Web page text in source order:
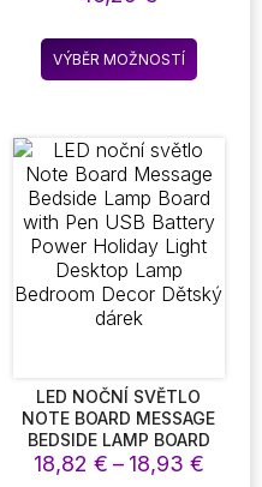
PORCELÁNOVÉ
ŘEMESLNÉ DOPLŇKY
PRO KVĚTINOVÉ
VÝBĚR MOŽNOSTÍ
Tento
produkt
variant.
lze
vybrat
stránce
LED NOČNÍ SVĚTLO
NOTE BOARD MESSAGE
BEDSIDE LAMP BOARD
WITH PEN USB BATTERY
18,82 € – 18,93 €